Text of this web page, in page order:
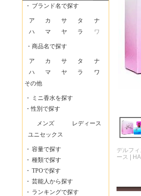
デルフ
ース |
・ ブランド名で探す
ア カ サ タ
ナ
ハ
マ ヤ ラ ワ
・商品名で探す
ア カ サ タ
ナ
ハ
マ ヤ ラ
ワ
その他
・
ミニ香水を探す
・性別で探す
メンズ
レディース
ユニセックス
・ 容量で探す
・ 種類で探す
・ TPOで探す
・ 芸能人から探す
・ ランキングで探す